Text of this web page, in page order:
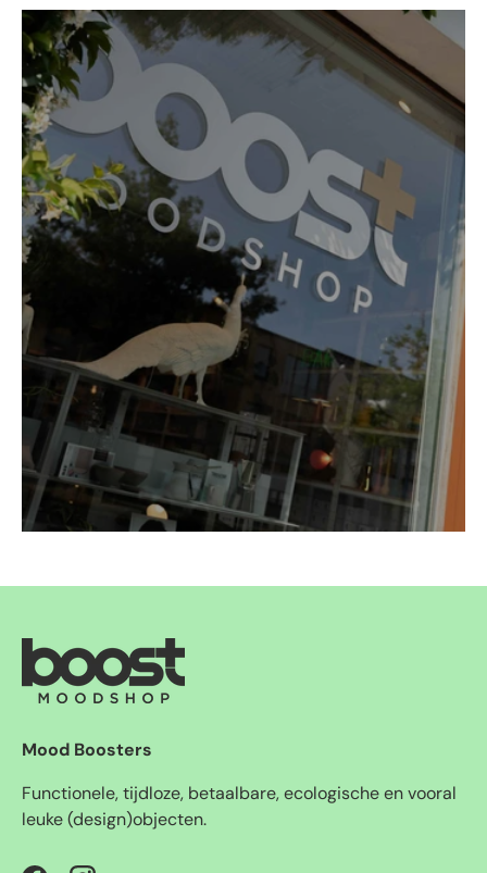
Mood Boosters
Functionele, tijdloze, betaalbare, ecologische en vooral
leuke (design)objecten.